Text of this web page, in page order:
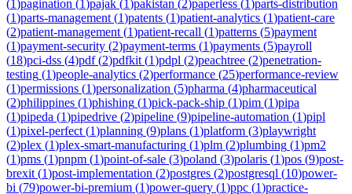
(1)pagination (1)pajak (1)pakistan (2)paperless (1)parts-distribution
(1)parts-management (1)patents (1)patient-analytics (1)patient-care
(2)patient-management (1)patient-recall (1)patterns (5)payment
(1)payment-security (2)payment-terms (1)payments (5)payroll
(18)pci-dss (4)pdf(2)pdfkit (1)pdpl (2)peachtree (2)penetration-
testing (1)people-analytics (2)performance (25)performance-review
(1)permissions (1)personalization (5)pharma (4)pharmaceutical
(2)philippines (1)phishing (1)pick-pack-ship (1)pim (1)pipa
(1)pipeda (1)pipedrive (2)pipeline (9)pipeline-automation (1)pipl
(1)pixel-perfect (1)planning (9)plans (1)platform (3)playwright
(2)plex (1)plex-smart-manufacturing (1)plm (2)plumbing (1)pm2
(1)pms (1)pnpm (1)point-of-sale (3)poland (3)polaris (1)pos (9)post-
brexit (1)post-implementation (2)postgres (2)postgresql (10)power-
bi (79)power-bi-premium (1)power-query (1)ppc (1)practice-